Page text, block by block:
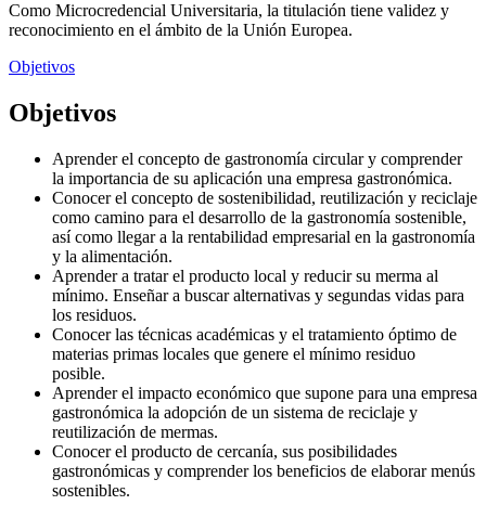
Como Microcredencial Universitaria, la titulación tiene validez y
reconocimiento en el ámbito de la Unión Europea.
Objetivos
Objetivos
Aprender el concepto de gastronomía circular y comprender
la importancia de su aplicación una empresa gastronómica.
Conocer el concepto de sostenibilidad, reutilización y reciclaje
como camino para el desarrollo de la gastronomía sostenible,
así como llegar a la rentabilidad empresarial en la gastronomía
y la alimentación.
Aprender a tratar el producto local y reducir su merma al
mínimo. Enseñar a buscar alternativas y segundas vidas para
los residuos.
Conocer las técnicas académicas y el tratamiento óptimo de
materias primas locales que genere el mínimo residuo
posible.
Aprender el impacto económico que supone para una empresa
gastronómica la adopción de un sistema de reciclaje y
reutilización de mermas.
Conocer el producto de cercanía, sus posibilidades
gastronómicas y comprender los beneficios de elaborar menús
sostenibles.